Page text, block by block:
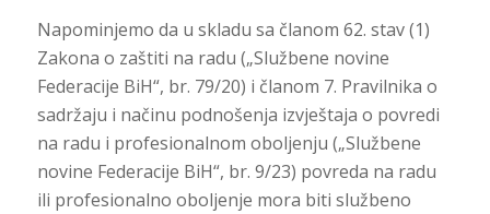
Napominjemo da u skladu sa članom 62. stav (1)
Zakona o zaštiti na radu („Službene novine
Federacije BiH“, br. 79/20) i članom 7. Pravilnika o
sadržaju i načinu podnošenja izvještaja o povredi
na radu i profesionalnom oboljenju („Službene
novine Federacije BiH“, br. 9/23) povreda na radu
ili profesionalno oboljenje mora biti službeno